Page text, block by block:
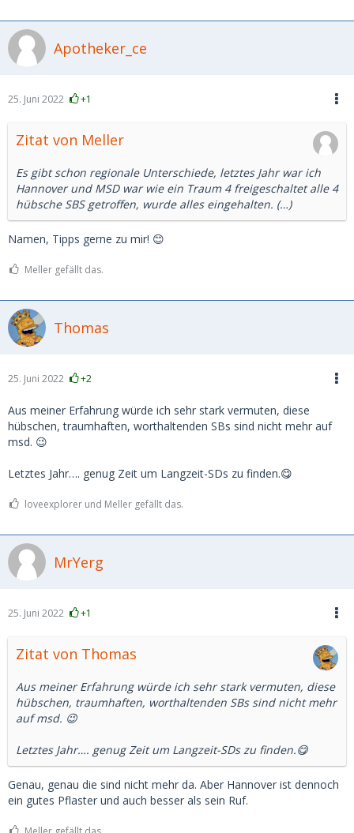
Apotheker_ce
25. Juni 2022 +1
Zitat von Meller
Es gibt schon regionale Unterschiede, letztes Jahr war ich
Hannover und MSD war wie ein Traum 4 freigeschaltet alle 4
hübsche SBS getroffen, wurde alles eingehalten. (…)
Namen, Tipps gerne zu mir! 😊
Meller gefällt das.
Thomas
25. Juni 2022 +2
Aus meiner Erfahrung würde ich sehr stark vermuten, diese
hübschen, traumhaften, worthaltenden SBs sind nicht mehr auf
msd. 😉
Letztes Jahr…. genug Zeit um Langzeit-SDs zu finden.😋
loveexplorer und Meller gefällt das.
MrYerg
25. Juni 2022 +1
Zitat von Thomas
Aus meiner Erfahrung würde ich sehr stark vermuten, diese
hübschen, traumhaften, worthaltenden SBs sind nicht mehr
auf msd. 😉
Letztes Jahr…. genug Zeit um Langzeit-SDs zu finden.😋
Genau, genau die sind nicht mehr da. Aber Hannover ist dennoch
ein gutes Pflaster und auch besser als sein Ruf.